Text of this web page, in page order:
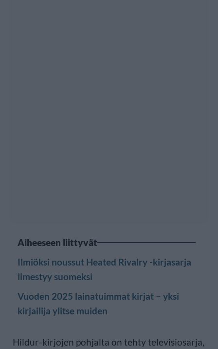
Aiheeseen liittyvät
Ilmiöksi noussut Heated Rivalry -kirjasarja
ilmestyy suomeksi
Vuoden 2025 lainatuimmat kirjat – yksi
kirjailija ylitse muiden
Hildur-kirjojen pohjalta on tehty televisiosarja,